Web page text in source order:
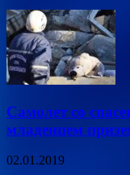
Самолет со
младенцем
02.01.2019